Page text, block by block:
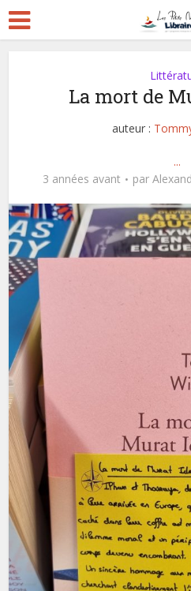
La mort de
auteur :
...
3 années avant
par